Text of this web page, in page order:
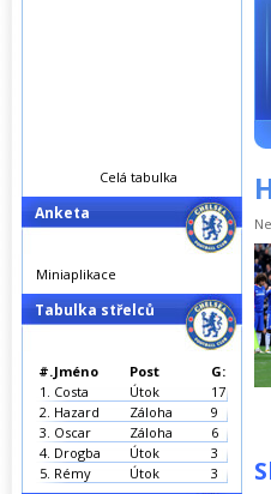
Celá tabulka
Anketa
Miniaplikace
Tabulka střelců
#.Jméno Post
G:
1. Costa Útok
17
2. Hazard Záloha
9
3. Oscar Záloha
6
4. Drogba Útok
3
5. Rémy Útok 3